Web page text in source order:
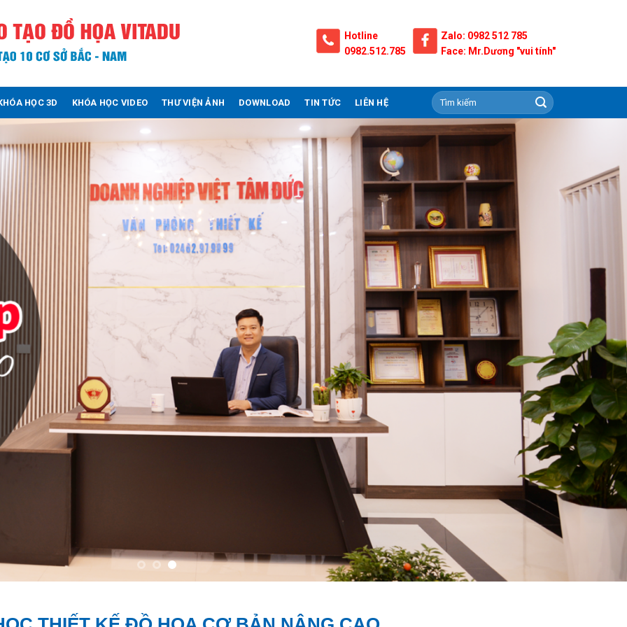
Hotline
0982.512.785
Zalo: 0982 512 785
Face: Mr.Dương "vui tính"
HỌC 3D KHÓA HỌC VIDEO THƯ VIỆN ẢNH DOWNLOAD TIN TỨC LIÊN HỆ